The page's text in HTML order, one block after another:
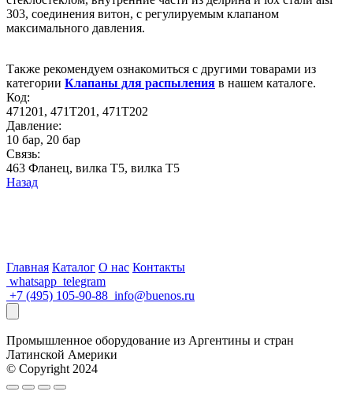
303, соединения витон, с регулируемым клапаном
максимального давления.
Также рекомендуем ознакомиться с другими товарами из
категории Клапаны для распыления в нашем каталоге.
Код:
471201, 471Т201, 471Т202
Давление:
10 бар, 20 бар
Связь:
463 Фланец, вилка T5, вилка T5
Назад
Главная Каталог О нас Контакты
whatsapp telegram
+7 (495) 105-90-88 info@buenos.ru
Промышленное оборудование из Аргентины и стран
Латинской Америки
© Copyright 2024